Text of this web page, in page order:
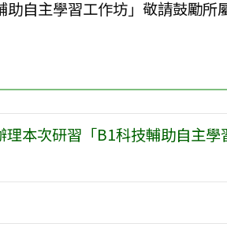
自主學習工作坊」敬請鼓勵所
理本次研習「B1科技輔助自主